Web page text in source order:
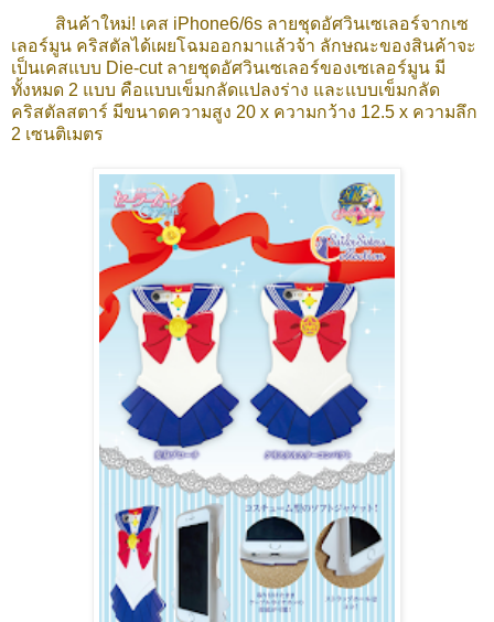
สินค้าใหม่! เคส iPhone6/6s ลายชุดอัศวินเซเลอร์จากเซ
เลอร์มูน คริสตัลได้เผยโฉมออกมาแล้วจ้า ลักษณะของสินค้าจะ
เป็นเคสแบบ Die-cut ลายชุดอัศวินเซเลอร์ของเซเลอร์มูน มี
ทั้งหมด 2 แบบ คือแบบเข็มกลัดแปลงร่าง และแบบเข็มกลัด
คริสตัลสตาร์ มีขนาดความสูง 20 x ความกว้าง 12.5 x ความลึก
2 เซนติเมตร